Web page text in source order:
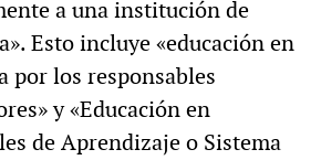
a una institución de
Esto incluye «educación en
por los responsables
y «Educación en
de Aprendizaje o Sistema